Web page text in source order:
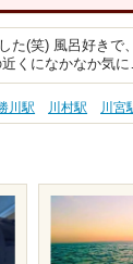
た(笑) 風呂好きで
近くになかなか気
川駅 川村駅 川宮